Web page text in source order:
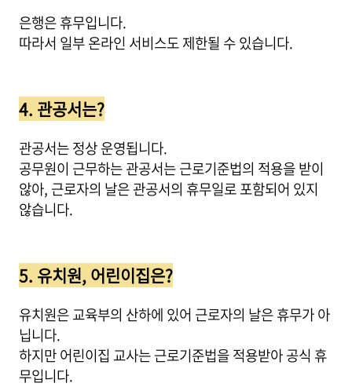
은행은 휴무입니다.
따라서 일부 온라인 서비스도 제한될 수 있습니다.
4. 관공서는?
관공서는 정상 운영됩니다.
공무원이 근무하는 관공서는 근로기준법의 적용을 받이
않아, 근로자의 날은 관공서의 휴무일로 포함되어 있지
않습니다.
5. 유치원, 어린이집은?
유치원은 교육부의 산하에 있어 근로자의 날은 휴무가 아
닙니다.
하지만 어린이집 교사는 근로기준법을 적용받아 공식 휴
무입니다.